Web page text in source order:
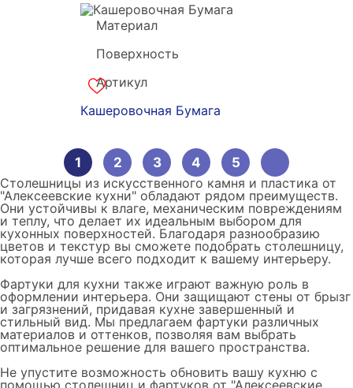
Материал
Поверхность
Артикул
Кашеровочная Бумага
1 2 3 4
5
Столешницы из искусственного камня и пластика от
"Алексеевские кухни" обладают рядом преимуществ.
Они устойчивы к влаге, механическим повреждениям
и теплу, что делает их идеальным выбором для
кухонных поверхностей. Благодаря разнообразию
цветов и текстур вы сможете подобрать столешницу,
которая лучше всего подходит к вашему интерьеру.
Фартуки для кухни также играют важную роль в
оформлении интерьера. Они защищают стены от брызг
и загрязнений, придавая кухне завершенный и
стильный вид. Мы предлагаем фартуки различных
материалов и оттенков, позволяя вам выбрать
оптимальное решение для вашего пространства.
Не упустите возможность обновить вашу кухню с
помощью столешниц и фартуков от "Алексеевские